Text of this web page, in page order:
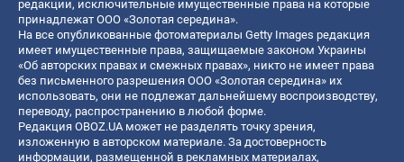
редакции, исключительные имущественные права на которые
принадлежат ООО «Золотая середина».
На все опубликованные фотоматериалы Getty Images редакция
имеет имущественные права, защищаемые законом Украины
«Об авторских правах и смежных правах», никто не имеет права
без письменного разрешения ООО «Золотая середина» их
использовать, они не подлежат дальнейшему воспроизводству,
переводу, распространению в любой форме.
Редакция OBOZ.UA может не разделять точку зрения,
изложенную в авторском материале. За достоверность
информации, размещенной в рекламных материалах,